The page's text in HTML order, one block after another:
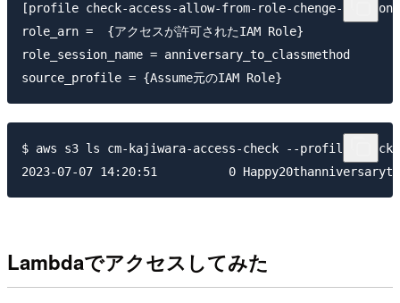
[profile check-access-allow-from-role-chenge-session-
role_arn =  {アクセスが許可されたIAM Role}
role_session_name = anniversary_to_classmethod
$ aws s3 ls cm-kajiwara-access-check --profile check-
Lambdaでアクセスしてみた